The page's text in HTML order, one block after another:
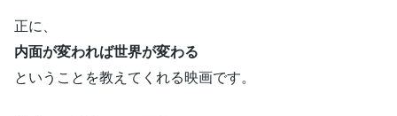
正に、
内面が変われば世界が変わる
ということを教えてくれる映画です。